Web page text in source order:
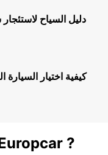
دليل السياح
كيفية اختيار السيارة
?